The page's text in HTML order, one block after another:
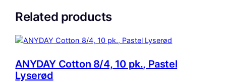
Related products
ANYDAY Cotton 8/4, 10 pk., Pastel
Lyserød